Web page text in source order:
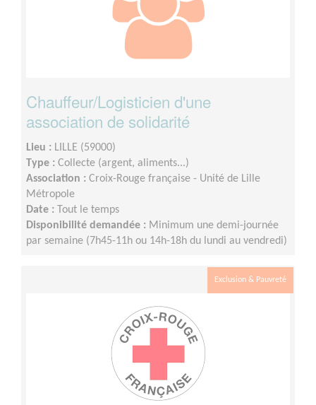
Chauffeur/Logisticien d'une
association de solidarité
Lieu : LILLE (59000)
Type : Collecte (argent, aliments...)
Association : Croix-Rouge française - Unité de Lille
Métropole
Date : Tout le temps
Disponibilité demandée : Minimum une demi-journée
par semaine (7h45-11h ou 14h-18h du lundi au vendredi)
Exclusion & Pauvreté